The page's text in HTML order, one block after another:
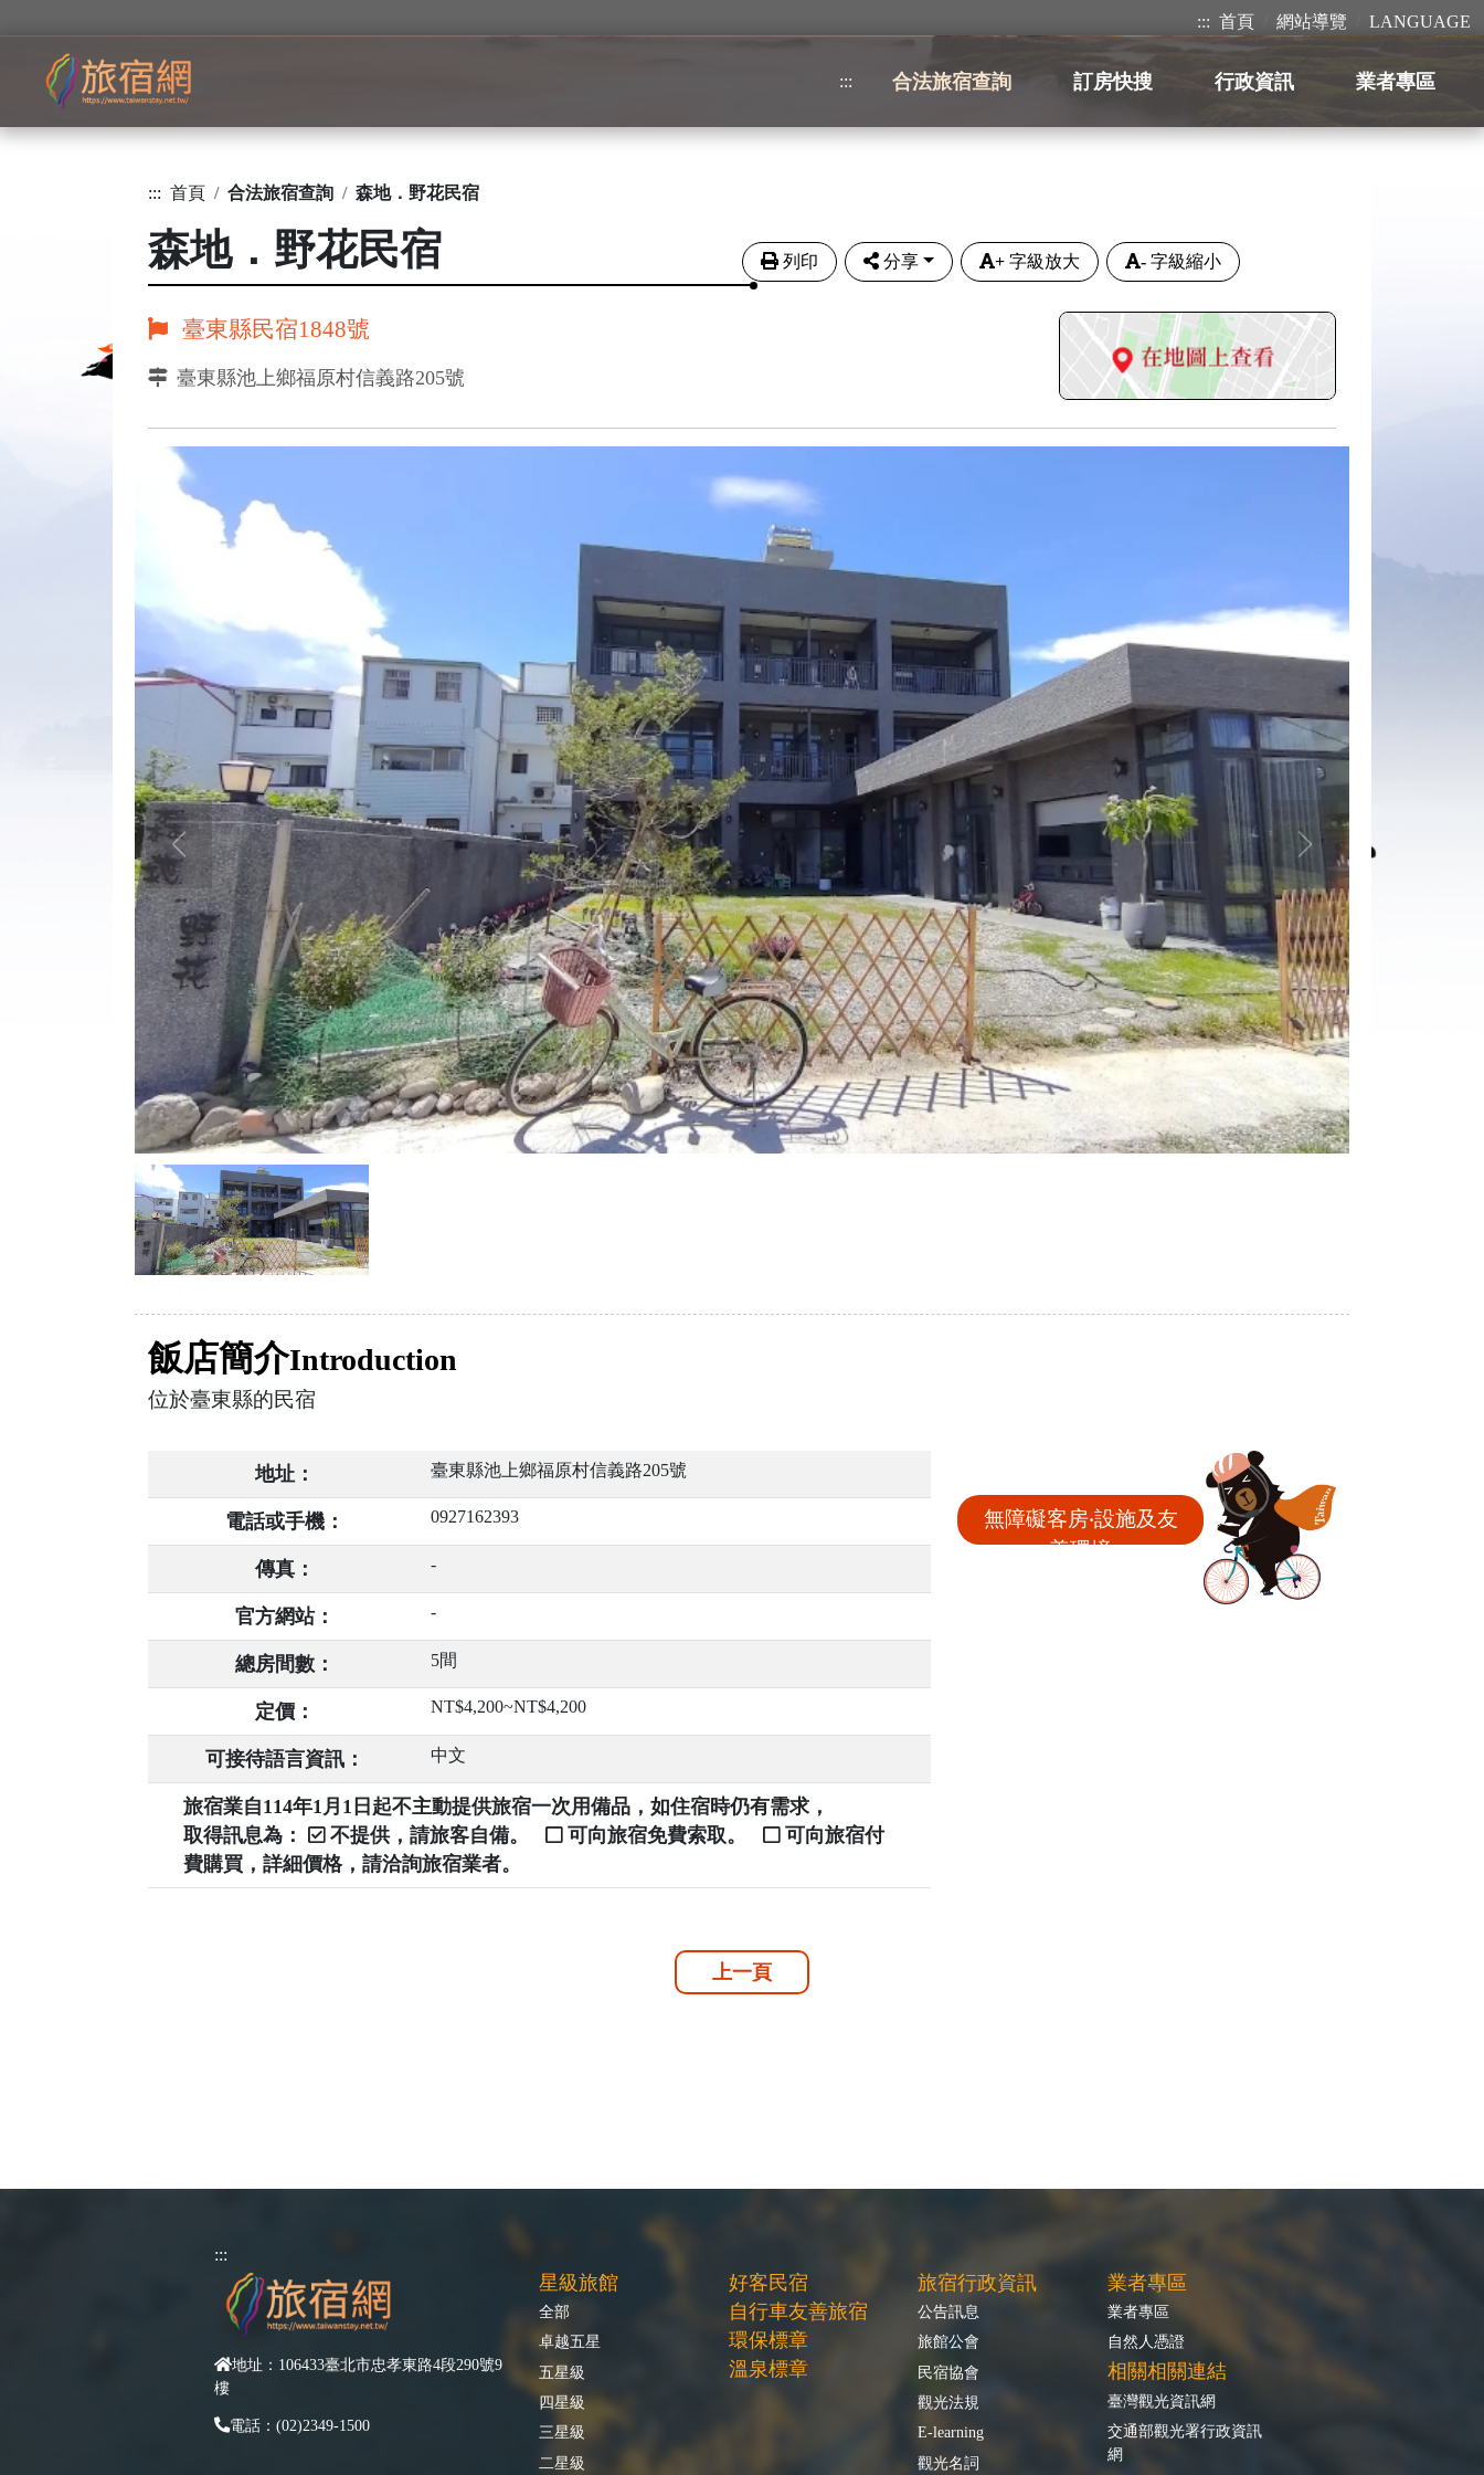
::: 首頁 網站導覽 LANGUAGE
::: 合法旅宿查詢 訂房快搜 行政資訊 業者專區
::: 首頁 合法旅宿查詢 森地．野花民宿
森地．野花民宿 列印 分享 + 字級放大 - 字級縮小
臺東縣民宿1848號
臺東縣池上鄉福原村信義路205號
飯店簡介Introduction
位於臺東縣的民宿
地址： 臺東縣池上鄉福原村信義路205號
電話或手機： 0927162393
傳真： -
官方網站： -
總房間數： 5間
定價： NT$4,200~NT$4,200
可接待語言資訊： 中文
旅宿業自114年1月1日起不主動提供旅宿一次用備品，如住宿時仍有需求，
取得訊息為：
不提供，請旅客自備。 可向旅宿免費索取。
可向旅宿付
費購買，詳細價格，請洽詢旅宿業者。
無障礙客房‧設施及友
善環境
上一頁
:::
地址：106433臺北市忠孝東路4段290號9
樓
電話：(02)2349-1500
星級旅館
全部
卓越五星
五星級
四星級
三星級
二星級
好客民宿
自行車友善旅宿
環保標章
溫泉標章
旅宿行政資訊
公告訊息
旅館公會
民宿協會
觀光法規
E-learning
觀光名詞
業者專區
業者專區
自然人憑證
相關相關連結
臺灣觀光資訊網
交通部觀光署行政資訊
網